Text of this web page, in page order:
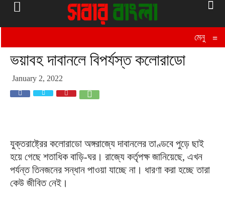
মেনু ≡
ভয়াবহ দাবানলে বিপর্যস্ত কলোরাডো
January 2, 2022
যুক্তরাষ্ট্রের কলোরাডো অঙ্গরাজ্যে দাবানলের তাণ্ডবে পুড়ে ছাই
হয়ে গেছে শতাধিক বাড়ি-ঘর। রাজ্যে কর্তৃপক্ষ জানিয়েছে, এখন
পর্যন্ত তিনজনের সন্ধান পাওয়া যাচ্ছে না। ধারণা করা হচ্ছে তারা
কেউ জীবিত নেই।